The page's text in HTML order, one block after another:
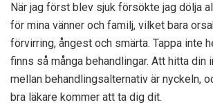
När jag först blev sjuk försökte jag dölja
för mina vänner och familj, vilket bara
förvirring, ångest och smärta. Tappa inte
finns så många behandlingar. Att hitta din
mellan behandlingsalternativ är nyckeln,
bra läkare kommer att ta dig dit.